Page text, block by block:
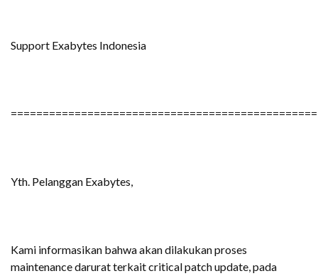
Support Exabytes Indonesia
Yth. Pelanggan Exabytes,
Kami informasikan bahwa akan dilakukan proses
maintenance darurat terkait critical patch update, pada